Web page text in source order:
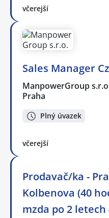
včerejší
Sales Manager
ManpowerGroup
Praha
Plný úvazek
včerejší
Prodavač/ka -
Kolbenova (40
mzda po 2 letech